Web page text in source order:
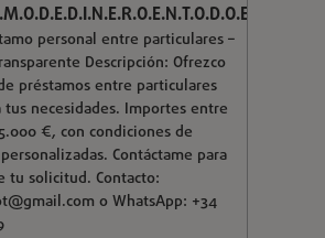
personal entre particulares –
Descripción: Ofrezco
préstamos entre particulares
tus necesidades. Importes entre
€, con condiciones de
Contáctame para
tu solicitud. Contacto:
o WhatsApp: +34